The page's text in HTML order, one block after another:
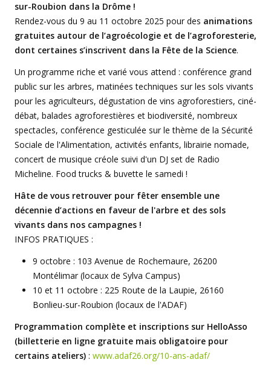
sur-Roubion dans la Drôme !
Rendez-vous du 9 au 11 octobre 2025 pour des animations
gratuites autour de l’agroécologie et de l’agroforesterie,
dont certaines s’inscrivent dans la Fête de la Science.
Un programme riche et varié vous attend : conférence grand
public sur les arbres, matinées techniques sur les sols vivants
pour les agriculteurs, dégustation de vins agroforestiers, ciné-
débat, balades agroforestières et biodiversité, nombreux
spectacles, conférence gesticulée sur le thème de la Sécurité
Sociale de l'Alimentation, activités enfants, librairie nomade,
concert de musique créole suivi d'un DJ set de Radio
Micheline. Food trucks & buvette le samedi !
Hâte de vous retrouver pour fêter ensemble une
décennie d’actions en faveur de l'arbre et des sols
vivants dans nos campagnes !
INFOS PRATIQUES :
9 octobre : 103 Avenue de Rochemaure, 26200
Montélimar (locaux de Sylva Campus)
10 et 11 octobre : 225 Route de la Laupie, 26160
Bonlieu-sur-Roubion (locaux de l'ADAF)
Programmation complète et inscriptions sur HelloAsso
(billetterie en ligne gratuite mais obligatoire pour
certains ateliers) : www.adaf26.org/10-ans-adaf/